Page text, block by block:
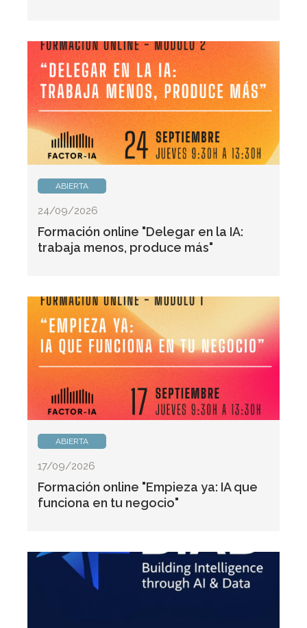
ABIERTA
24/09/2026
Formación online "Delegar en la IA:
trabaja menos, produce más"
ABIERTA
17/09/2026
Formación online "Empieza ya: IA que
funciona en tu negocio"